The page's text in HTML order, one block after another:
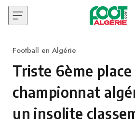
Skip to content
Category
Football en Algérie
Triste 6ème
championnat
un insolite